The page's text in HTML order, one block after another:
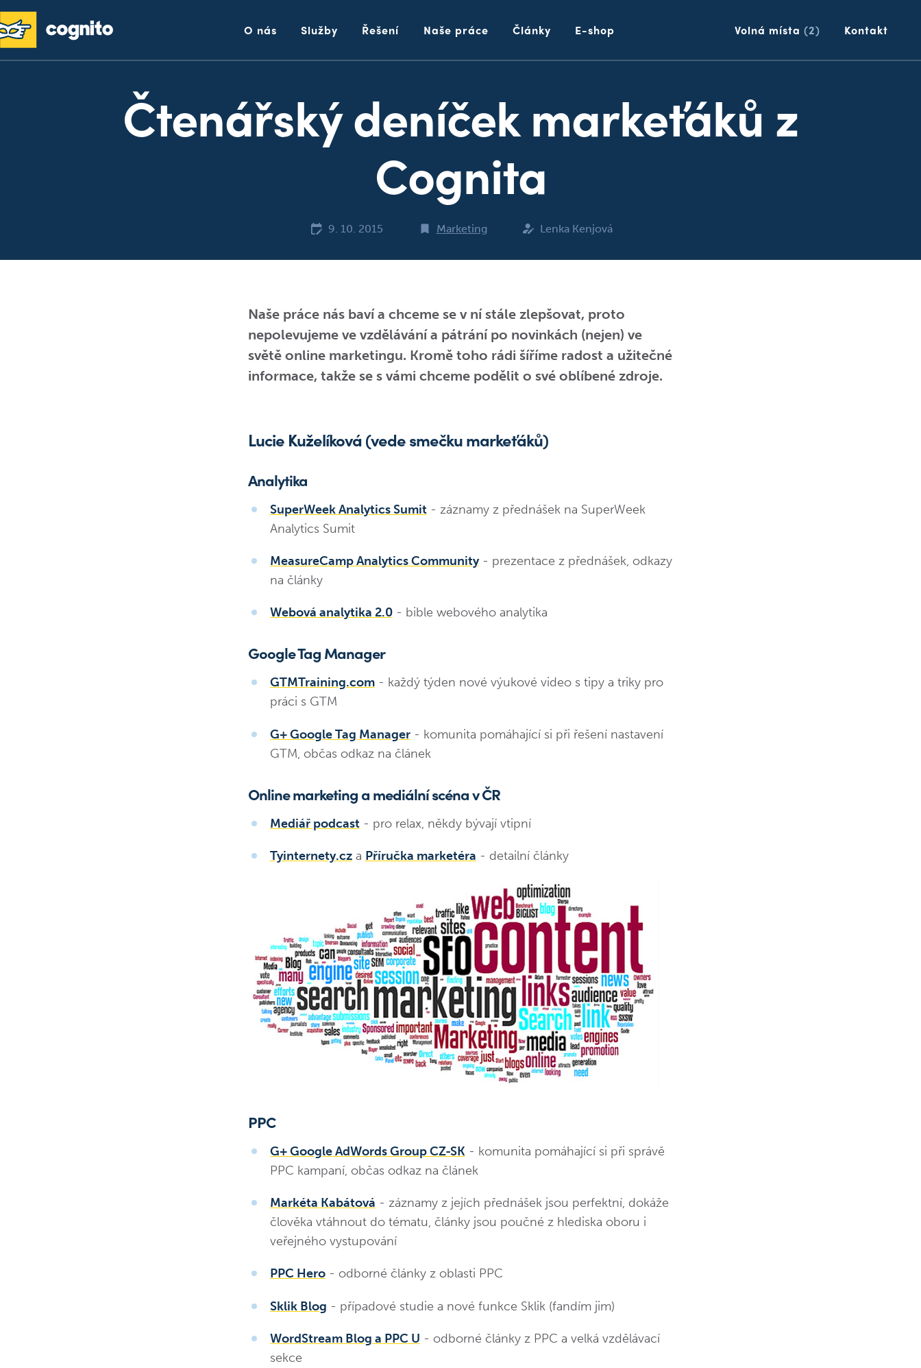
O nás Služby Řešení Naše práce Články E-shop Volná místa (2) Kontakt
Čtenářský deníček markeťáků z
Cognita
9. 10. 2015 Marketing Lenka Kenjová
Naše práce nás baví a chceme se v ní stále zlepšovat, proto
nepolevujeme ve vzdělávání a pátrání po novinkách (nejen) ve
světě online marketingu. Kromě toho rádi šíříme radost a užitečné
informace, takže se s vámi chceme podělit o své oblíbené zdroje.
Lucie Kuželíková (vede smečku markeťáků)
Analytika
SuperWeek Analytics Sumit- záznamy z přednášek na SuperWeek
Analytics Sumit
MeasureCamp Analytics Community- prezentace z přednášek, odkazy
na články
Webová analytika 2.0- bible webového analytika
Google Tag Manager
GTMTraining.com- každý týden nové výukové video s tipy a triky pro
práci s GTM
G+ Google Tag Manager- komunita pomáhající si při řešení nastavení
GTM, občas odkaz na článek
Online marketing a mediální scéna v ČR
Mediář podcast- pro relax, někdy bývají vtipní
Tyinternety.cza Příručka marketéra - detailní články
PPC
G+ Google AdWords Group CZ-SK- komunita pomáhající si při správě
PPC kampaní, občas odkaz na článek
Markéta Kabátová - záznamy z jejích přednášek jsou perfektní, dokáže
člověka vtáhnout do tématu, články jsou poučné z hlediska oboru i
veřejného vystupování
PPC Hero- odborné články z oblasti PPC
Sklik Blog - případové studie a nové funkce Sklik (fandím jim)
WordStream Blog a PPC U - odborné články z PPC a velká vzdělávací
sekce